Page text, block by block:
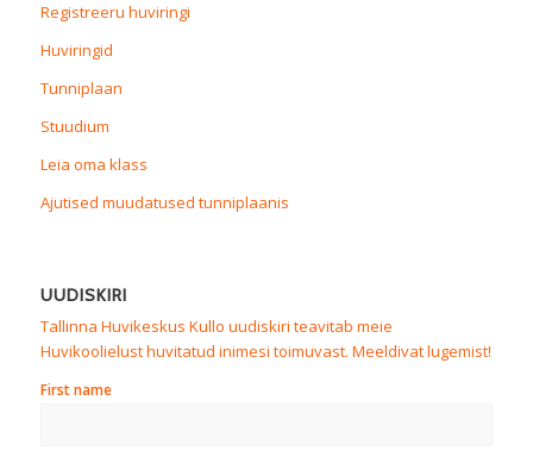
Registreeru huviringi
Huviringid
Tunniplaan
Stuudium
Leia oma klass
Ajutised muudatused tunniplaanis
UUDISKIRI
Tallinna Huvikeskus Kullo uudiskiri teavitab meie
Huvikoolielust huvitatud inimesi toimuvast. Meeldivat lugemist!
First name